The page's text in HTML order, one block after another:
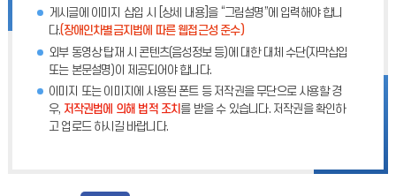
게시글에 이미지 삽입 시 [상세 내용]을 “그림설명”에 입력해야 합니
다.(장애인차별금지법에 따른 웹접근성 준수)
외부 동영상 탑재 시 콘텐츠(음성정보 등)에 대한 대체 수단(자막삽입
또는 본문설명)이 제공되어야 합니다.
이미지 또는 이미지에 사용된 폰트 등 저작권을 무단으로 사용할 경
우, 저작권법에 의해 법적 조치 를 받을 수 있습니다. 저작권을 확인하
고 업로드 하시길 바랍니다.